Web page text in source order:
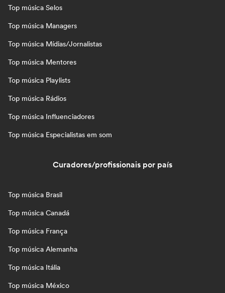
Top música Selos
Top música Managers
Top música Mídias/Jornalistas
Top música Mentores
Top música Playlists
Top música Rádios
Top música Influenciadores
Top música Especialistas em som
Curadores/profissionais por país
Top música Brasil
Top música Canadá
Top música França
Top música Alemanha
Top música Itália
Top música México